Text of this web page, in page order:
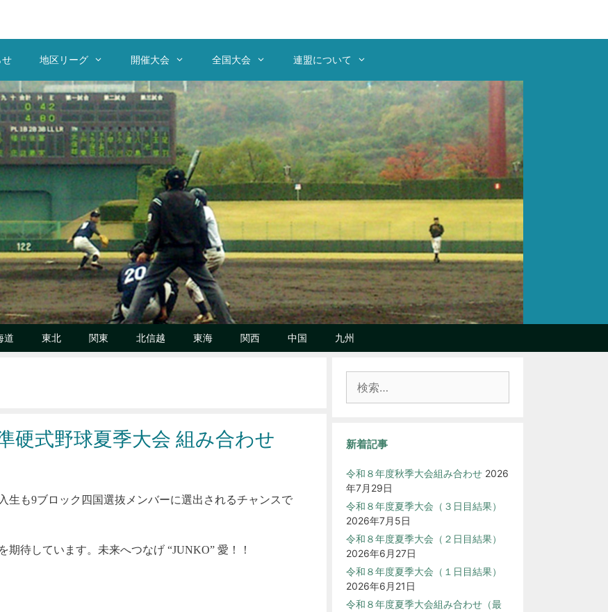
せ 地区リーグ 開催大会 全国大会 連盟について
道 東北 関東 北信越 東海 関西 中国 九州
硬式野球夏季大会 組み合わせ
生も9ブロック四国選抜メンバーに選出されるチャンスで
待しています。未来へつなげ “JUNKO” 愛！！
索:
新着記事
令和８年度秋季大会組み合わせ 2026
年7月29日
令和８年度夏季大会（３日目結果）
2026年7月5日
令和８年度夏季大会（２日目結果）
2026年6月27日
令和８年度夏季大会（１日目結果）
2026年6月21日
令和８年度夏季大会組み合わせ（最